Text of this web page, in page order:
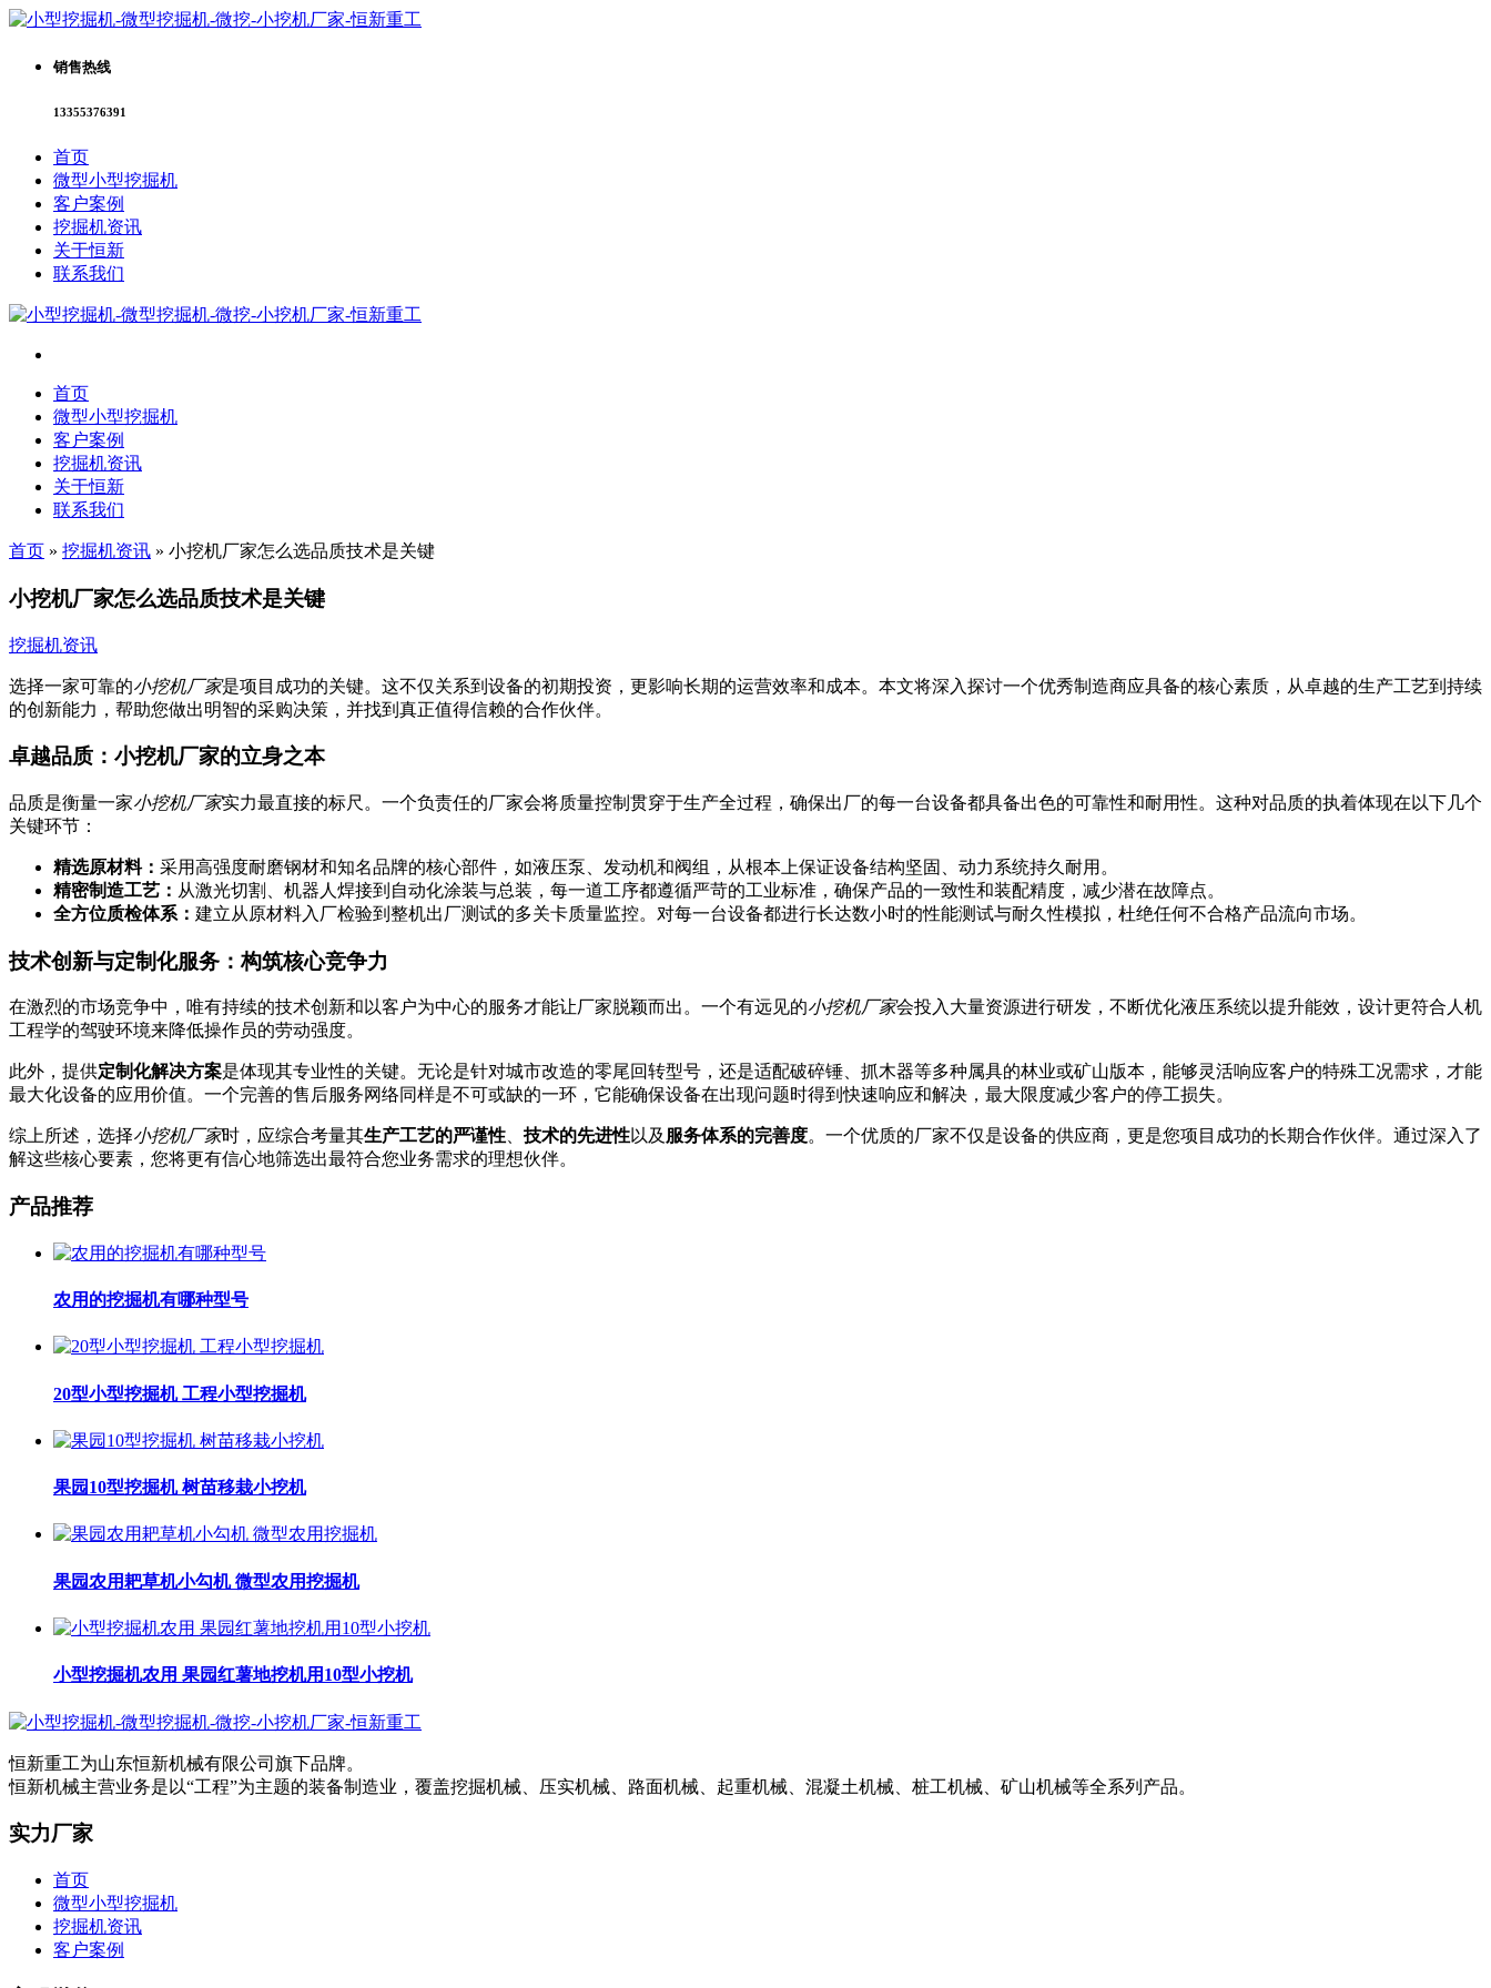
销售热线
13355376391
首页
微型小型挖掘机
客户案例
挖掘机资讯
关于恒新
联系我们
首页
微型小型挖掘机
客户案例
挖掘机资讯
关于恒新
联系我们
首页 » 挖掘机资讯 » 小挖机厂家怎么选品质技术是关键
小挖机厂家怎么选品质技术是关键
挖掘机资讯
选择一家可靠的小挖机厂家是项目成功的关键。这不仅关系到设备的初期投资，更影响长期的运营效率和成本。本文将深入探讨一个优秀制造商应具备的核心素质，从卓越的生产工艺到持续
的创新能力，帮助您做出明智的采购决策，并找到真正值得信赖的合作伙伴。
卓越品质：小挖机厂家的立身之本
品质是衡量一家小挖机厂家实力最直接的标尺。一个负责任的厂家会将质量控制贯穿于生产全过程，确保出厂的每一台设备都具备出色的可靠性和耐用性。这种对品质的执着体现在以下几个
关键环节：
精选原材料： 采用高强度耐磨钢材和知名品牌的核心部件，如液压泵、发动机和阀组，从根本上保证设备结构坚固、动力系统持久耐用。
精密制造工艺： 从激光切割、机器人焊接到自动化涂装与总装，每一道工序都遵循严苛的工业标准，确保产品的一致性和装配精度，减少潜在故障点。
全方位质检体系： 建立从原材料入厂检验到整机出厂测试的多关卡质量监控。对每一台设备都进行长达数小时的性能测试与耐久性模拟，杜绝任何不合格产品流向市场。
技术创新与定制化服务：构筑核心竞争力
在激烈的市场竞争中，唯有持续的技术创新和以客户为中心的服务才能让厂家脱颖而出。一个有远见的小挖机厂家会投入大量资源进行研发，不断优化液压系统以提升能效，设计更符合人机
工程学的驾驶环境来降低操作员的劳动强度。
此外，提供定制化解决方案是体现其专业性的关键。无论是针对城市改造的零尾回转型号，还是适配破碎锤、抓木器等多种属具的林业或矿山版本，能够灵活响应客户的特殊工况需求，才能
最大化设备的应用价值。一个完善的售后服务网络同样是不可或缺的一环，它能确保设备在出现问题时得到快速响应和解决，最大限度减少客户的停工损失。
综上所述，选择小挖机厂家时，应综合考量其生产工艺的严谨性、 技术的先进性以及 服务体系的完善度。一个优质的厂家不仅是设备的供应商，更是您项目成功的长期合作伙伴。通过深入了
解这些核心要素，您将更有信心地筛选出最符合您业务需求的理想伙伴。
产品推荐
农用的挖掘机有哪种型号
20型小型挖掘机 工程小型挖掘机
果园10型挖掘机 树苗移栽小挖机
果园农用耙草机小勾机 微型农用挖掘机
小型挖掘机农用 果园红薯地挖机用10型小挖机
恒新重工为山东恒新机械有限公司旗下品牌。
恒新机械主营业务是以“工程”为主题的装备制造业，覆盖挖掘机械、压实机械、路面机械、起重机械、混凝土机械、桩工机械、矿山机械等全系列产品。
实力厂家
首页
微型小型挖掘机
挖掘机资讯
客户案例